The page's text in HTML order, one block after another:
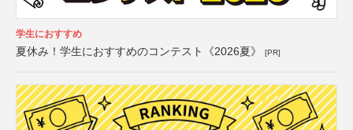
学生におすすめ
夏休み！学生におすすめのコンテスト《2026夏》 [PR]